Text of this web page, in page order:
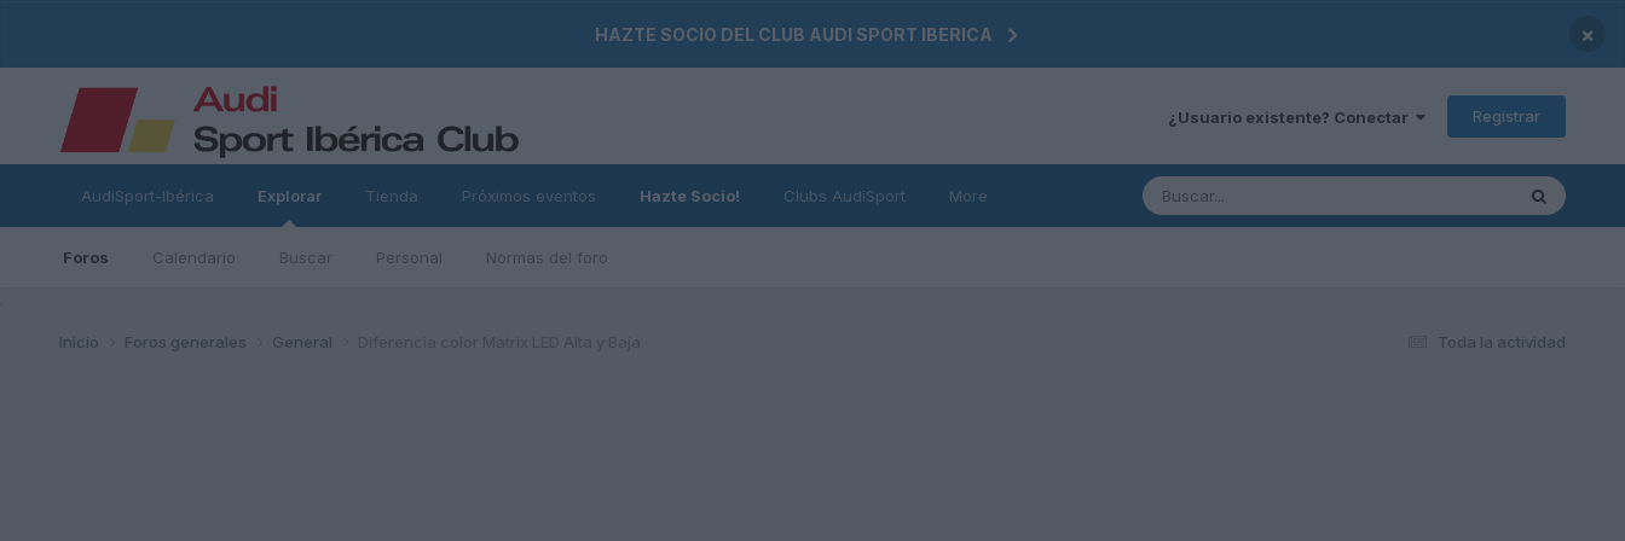
HAZTE SOCIO DEL CLUB AUDI SPORT IBERICA ×
¿Usuario existente? Conectar Registrar
AudiSport-Ibérica Explorar
Foros Calendario Buscar Personal Normas del foro
Tienda Próximos eventos Hazte Socio! Clubs AudiSport More
Toda la actividad
Inicio Foros generales General